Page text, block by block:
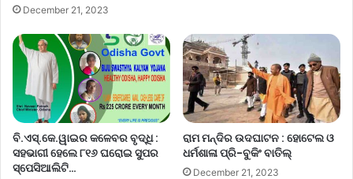
December 21, 2023
ବି.ଏସ୍.କେ.ୱାଇର କଳେବର ବୃଦ୍ଧି :
ସହଭାଗୀ ହେଲେ ୮୧୬ ଘରୋଇ ସୁପର
ସ୍ପେସିଆଲିଟି…
ରାମ ମନ୍ଦିର ଉଦଘାଟନ : ହୋଟେଲ ଓ
ଧର୍ମଶାଳା ପ୍ରି-ବୁକିଂ ବାତିଲ୍
December 21, 2023